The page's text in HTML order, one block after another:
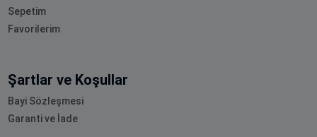
Sepetim
Favorilerim
Şartlar ve Koşullar
Bayi Sözleşmesi
Garanti ve İade